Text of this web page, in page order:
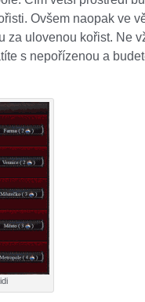
Ovšem naopak ve
za ulovenou kořist. Ne
s nepořízenou a